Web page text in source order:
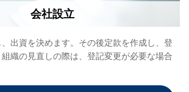
会社設立
出資を決めます。その後定款を作成し、登
織の見直しの際は、登記変更が必要な場合